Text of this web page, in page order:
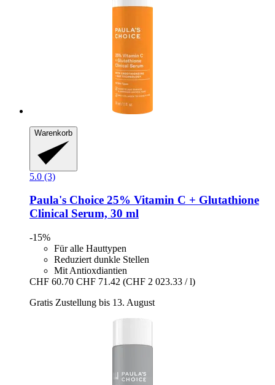
Warenkorb
5.0 (3)
Paula's Choice 25% Vitamin C + Glutathione
Clinical Serum, 30 ml
-15%
Für alle Hauttypen
Reduziert dunkle Stellen
Mit Antioxdiantien
CHF 60.70 CHF 71.42 (CHF 2 023.33 / l)
Gratis Zustellung bis 13. August